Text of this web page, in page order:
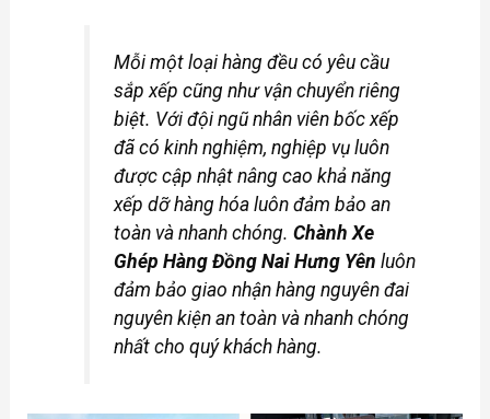
Mỗi một loại hàng đều có yêu cầu
sắp xếp cũng như vận chuyển riêng
biệt. Với đội ngũ nhân viên bốc xếp
đã có kinh nghiệm, nghiệp vụ luôn
được cập nhật nâng cao khả năng
xếp dỡ hàng hóa luôn đảm bảo an
toàn và nhanh chóng. Chành Xe
Ghép Hàng Đồng Nai Hưng Yên luôn
đảm bảo giao nhận hàng nguyên đai
nguyên kiện an toàn và nhanh chóng
nhất cho quý khách hàng.